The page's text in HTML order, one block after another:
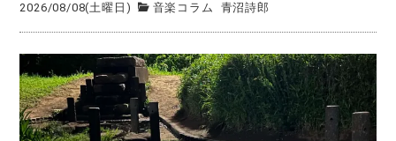
2026/08/08(土曜日) 音楽コラム 青沼詩郎